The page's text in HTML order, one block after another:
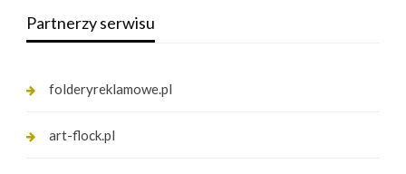
Partnerzy serwisu
folderyreklamowe.pl
art-flock.pl